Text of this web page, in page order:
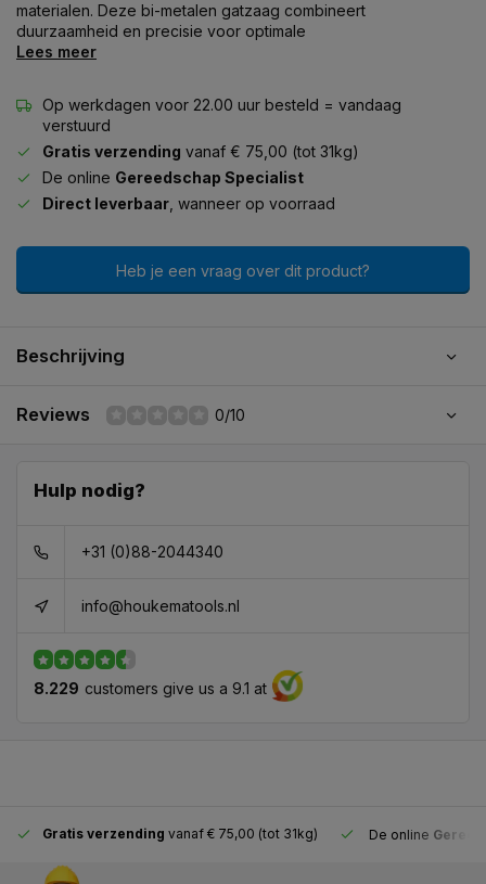
materialen. Deze bi-metalen gatzaag combineert
duurzaamheid en precisie voor optimale
Lees meer
Op werkdagen voor 22.00 uur besteld = vandaag
verstuurd
Gratis verzending vanaf € 75,00 (tot 31kg)
De online Gereedschap Specialist
Direct leverbaar , wanneer op voorraad
Heb je een vraag over dit product?
Beschrijving
Reviews 0/10
Hulp nodig?
+31 (0)88-2044340
info@houkematools.nl
8.229 customers give us a 9.1 at
Gratis verzending vanaf € 75,00 (tot 31kg) De online